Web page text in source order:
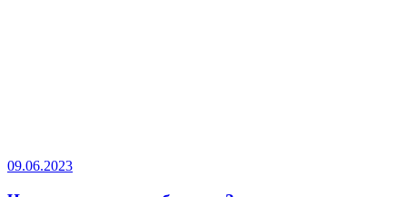
09.06.2023